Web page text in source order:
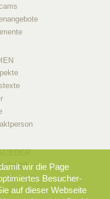
Info
Login
wir die Page
Besucher-
auf dieser Webseite